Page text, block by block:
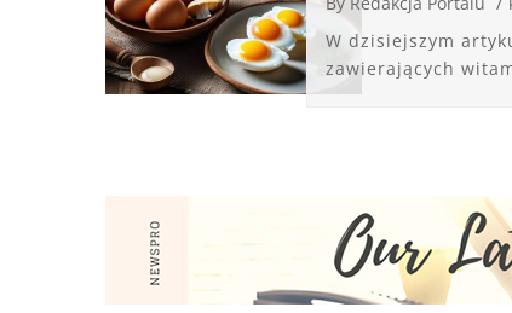
W dzisiejszym
zawierających